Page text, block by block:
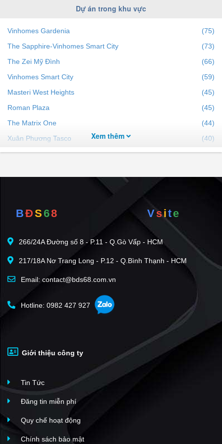
Dự án trong khu vực
Vinhomes Gardenia
(75)
The Sapphire-Vinhomes Smart City
(73)
The Zei Mỹ Đình
(66)
Vinhomes Smart City
(59)
Masteri West Heights
(45)
Roman Plaza
(45)
The Matrix One
(44)
Xuân Phương Tasco
(40)
Lumi Hanoi
(40)
Vinhomes West Point
Imperia Sola Park
Vinhomes Skylake
(34)
The Victoria - Vinhomes Smart City
Mỹ Đình I
Taseco Trung Văn
The Manor
Golden Palace
The Sakura - Vinhomes Smart City
FLC Complex Phạm Hùng
Vinhomes Green Villas
Xem thêm
BĐS68 Vsite
266/24A Đường số 8 - P.11 - Q.Gò Vấp - HCM
217/18A Nơ Trang Long - P.12 - Q.Bình Thạnh - HCM
Email: contact@bds68.com.vn
Hotline: 0982 427 927
Giới thiệu công ty
Tin Tức
Đăng tin miễn phí
Quy chế hoạt động
Chính sách bảo mật